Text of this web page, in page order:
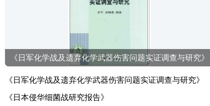
《日军化学战及遗弃化学武器伤害问题实证调查与研究》
《日军化学战及遗弃化学武器伤害问题实证调查与研究》
《日本侵华细菌战研究报告》